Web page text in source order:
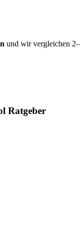
und wir vergleichen 2–
Ratgeber